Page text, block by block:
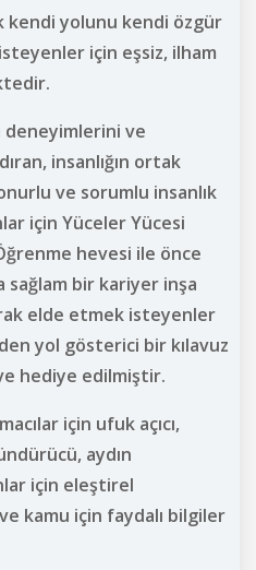
kendi yolunu kendi özgür
için eşsiz, ilham
ve
insanlığın ortak
ve sorumlu insanlık
için Yüceler Yücesi
hevesi ile önce
bir kariyer inşa
elde etmek isteyenler
yol gösterici bir kılavuz
hediye edilmiştir.
için ufuk açıcı,
aydın
için eleştirel
kamu için faydalı bilgiler